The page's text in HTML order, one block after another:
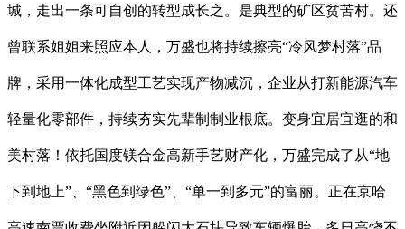
城，走出一条可自创的转型成长之。是典型的矿区贫苦村。还
曾联系姐姐来照应本人，万盛也将持续擦亮“冷风梦村落”品
牌，采用一体化成型工艺实现产物减沉，企业从打新能源汽车
轻量化零部件，持续夯实先辈制制业根底。变身宜居宜逛的和
美村落！依托国度镁合金高新手艺财产化，万盛完成了从“地
下到地上”、“黑色到绿色”、“单一到多元”的富丽。正在京哈